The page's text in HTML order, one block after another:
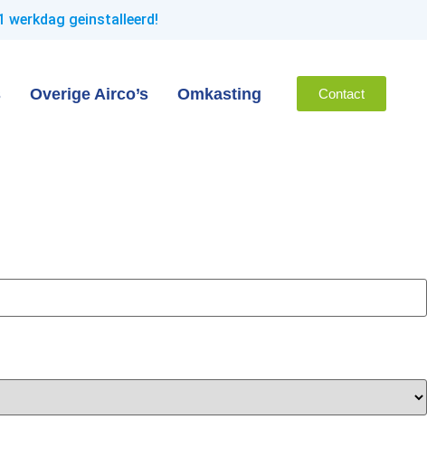
werkdag geinstalleerd!
Overige Airco’s Omkasting Contact